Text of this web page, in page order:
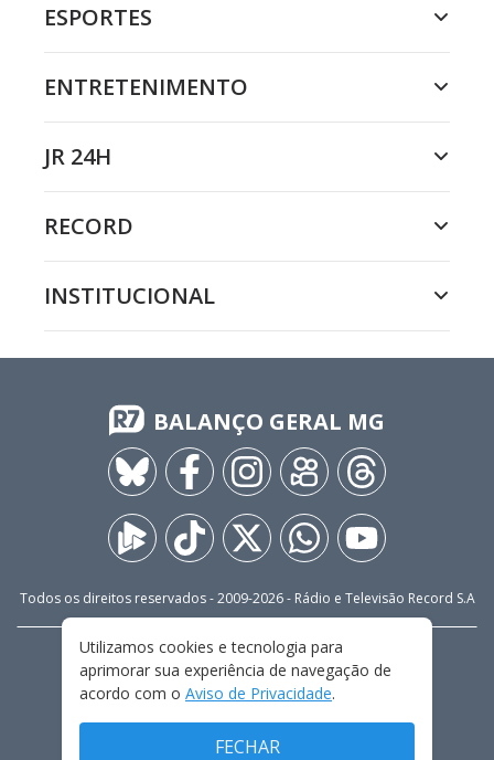
ESPORTES
ENTRETENIMENTO
JR 24H
RECORD
INSTITUCIONAL
BALANÇO GERAL MG
Todos os direitos reservados - 2009-2026- Rádio e Televisão Record S.A
FALE CONOSCO
PRIVACIDADE
TERMOS E CONDIÇÕES DE USO
Utilizamos cookies e tecnologia para
aprimorar sua experiência de navegação de
acordo com o Aviso de Privacidade.
FECHAR